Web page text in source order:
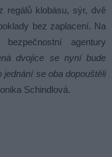
regálů klobásu, sýr, dvě
bez zaplacení. Na
agentury
dvojice se nyní bude
se oba dopouštěli
Schindlová.